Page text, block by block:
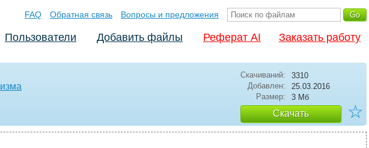
FAQ Обратная связь Вопросы и предложения
Пользователи Добавить файлы Реферат AI Заказать работу
Скачиваний:
3310
Добавлен:
25.03.2016
Размер:
3 Мб
Скачать ☆